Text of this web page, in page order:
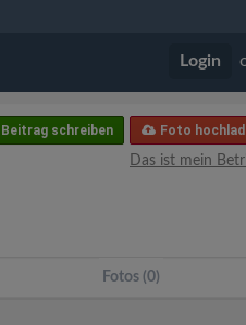
Login
Foto
Beitrag schreiben
Das ist mein
Fotos (0)